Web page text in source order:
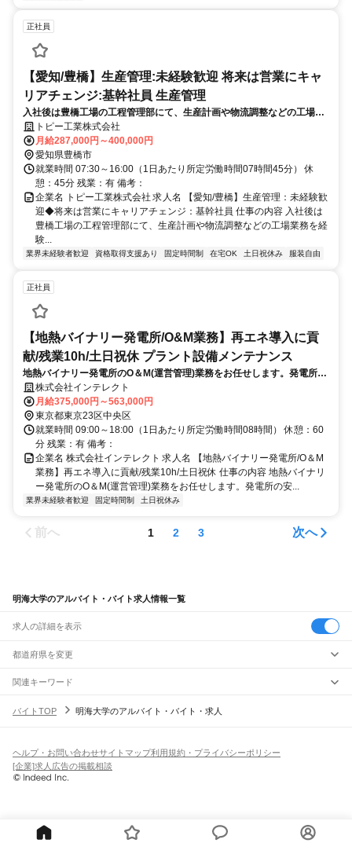
正社員
【愛知/豊橋】生産管理:未経験歓迎 将来は営業にキャ
リアチェンジ:基幹社員 生産管理
入社後は豊橋工場の工程管理部にて、生産計画や物流調整などの工場業
務を経験し、製品知識を深く習得いただきます。その後、営業部門へ異
動し、既存顧客を中心とした鋼材の提案営業をお任せします。
トピー工業株式会社
月給287,000円～400,000円
愛知県豊橋市
就業時間 07:30～16:00（1日あたり所定労働時間07時間45分） 休
憩：45分 残業：有 備考：
企業名 トピー工業株式会社 求人名 【愛知/豊橋】生産管理：未経験歓
迎◆将来は営業にキャリアチェンジ：基幹社員 仕事の内容 入社後は
豊橋工場の工程管理部にて、生産計画や物流調整などの工場業務を経
験...
業界未経験者歓迎 資格取得支援あり 固定時間制 在宅OK 土日祝休み 服装自由
正社員
【地熱バイナリー発電所/O&M業務】再エネ導入に貢
献/残業10h/土日祝休 プラント設備メンテナンス
地熱バイナリー発電所のO＆M(運営管理)業務をお任せします。発電所の
安定稼働を支え、運営管理、発電データの管理・分析,パフォーマンス改
善,点検・保守管理など,O&M領域の実務・運用を担っていただきます
株式会社インテレクト
月給375,000円～563,000円
東京都東京23区中央区
就業時間 09:00～18:00（1日あたり所定労働時間08時間） 休憩：60
分 残業：有 備考：
企業名 株式会社インテレクト 求人名 【地熱バイナリー発電所/O＆M
業務】再エネ導入に貢献/残業10h/土日祝休 仕事の内容 地熱バイナリ
ー発電所のO＆M(運営管理)業務をお任せします。発電所の安...
業界未経験者歓迎 固定時間制 土日祝休み
前へ 1 2 3 次へ
明海大学のアルバイト・バイト求人情報一覧
求人の詳細を表示
都道府県を変更
関連キーワード
バイトTOP
明海大学のアルバイト・バイト・求人
ヘルプ・お問い合わせサイトマップ利用規約・プライバシーポリシー
[企業]求人広告の掲載相談